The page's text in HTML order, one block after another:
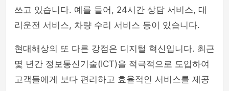
쓰고 있습니다. 예를 들어, 24시간 상담 서비스, 대
리운전 서비스, 차량 수리 서비스 등이 있습니다.
현대해상의 또 다른 강점은 디지털 혁신입니다. 최근
몇 년간 정보통신기술(ICT)을 적극적으로 도입하여
고객들에게 보다 편리하고 효율적인 서비스를 제공